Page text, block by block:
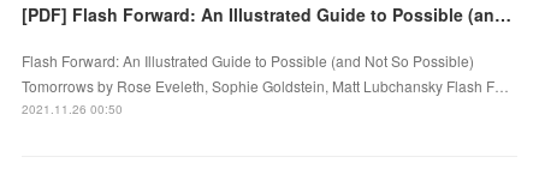
[PDF] Flash Forward: An Illustrated Guide to Possible (and Not So Possible) Tomorrows download
Flash Forward: An Illustrated Guide to Possible (and Not So Possible)
Tomorrows by Rose Eveleth, Sophie Goldstein, Matt Lubchansky Flash F…
2021.11.26 00:50